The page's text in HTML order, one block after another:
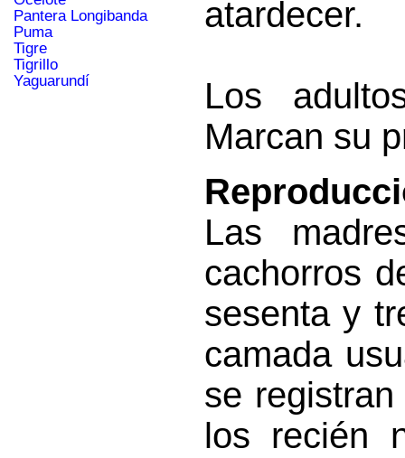
Pantera Longibanda
Puma
Tigre
Tigrillo
Yaguarundí
atardecer.
Los
Marcan su
Las
cachorros
sesenta y
camada
se
los recién